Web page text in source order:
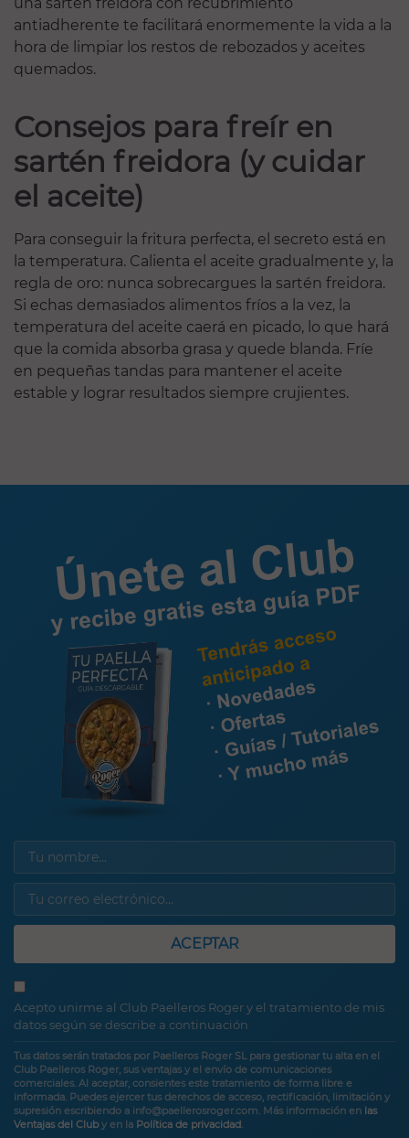
antiadherente te facilitará enormemente la vida a la
hora de limpiar los restos de rebozados y aceites
quemados.
Consejos para freír en
sartén freidora (y cuidar
el aceite)
Para conseguir la fritura perfecta, el secreto está en
la temperatura. Calienta el aceite gradualmente y, la
regla de oro: nunca sobrecargues la sartén freidora.
Si echas demasiados alimentos fríos a la vez, la
temperatura del aceite caerá en picado, lo que hará
que la comida absorba grasa y quede blanda. Fríe
en pequeñas tandas para mantener el aceite
estable y lograr resultados siempre crujientes.
ACEPTAR
Acepto unirme al Club Paelleros Roger y el tratamiento de mis
datos según se describe a continuación
Tus datos serán tratados por Paelleros Roger SL para gestionar tu alta en el
Club Paelleros Roger, sus ventajas y el envío de comunicaciones
comerciales. Al aceptar, consientes este tratamiento de forma libre e
informada. Puedes ejercer tus derechos de acceso, rectificación, limitación y
supresión escribiendo a info@paellerosroger.com. Más información en las
Ventajas del Cluby en la Política de privacidad.